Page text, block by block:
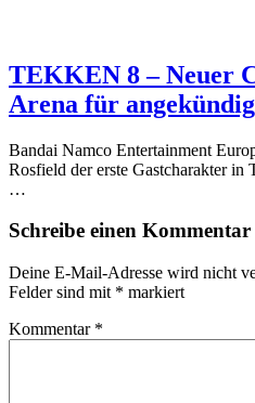
TEKKEN 8 – Neuer
Arena für
Bandai Namco Entertainment
Rosfield der erste Gastcharakter
…
Schreibe einen Kommentar
Deine E-Mail-Adresse wird nicht
Felder sind mit * markiert
Kommentar *